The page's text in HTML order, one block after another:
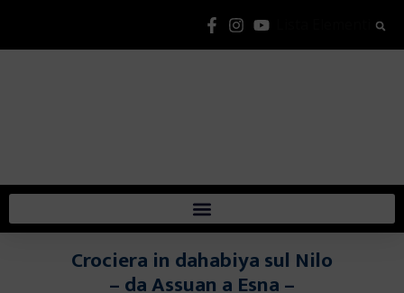
Crociera in dahabiya sul Nilo
– da Assuan a Esna –